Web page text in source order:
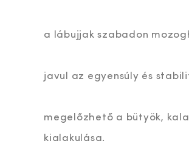
a lábujjak szabadon
javul az egyensúly és
megelőzhető a bütyök,
kialakulása.